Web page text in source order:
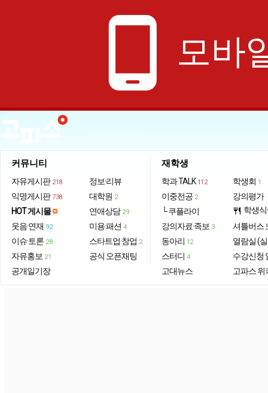
phone_android 모바
커뮤니티
자유게시판 218
익명게시판 738
HOT 게시물
웃음·연재 92
이슈·토론 28
자유홍보 21
공개일기장
정보·리뷰
대학원 2
연애상담 29
미용·패션 4
스타트업·창업 2
공식 오픈채팅
재학생
학과 TALK 112
이중전공 2
└ 쿠플라이
강의자료·족보 3
동아리 12
스터디 4
고대뉴스
학생회 1
강의평가
restaurant 학생
셔틀버스
열람실 (
수강신청
고파스 위